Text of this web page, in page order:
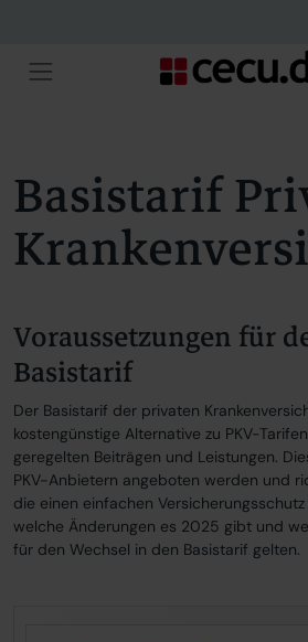
Basistarif
Voraussetzungen für
Basistarif
Der Basistarif der privaten
kostengünstige Alternative zu PKV-
geregelten Beiträgen und Leistungen.
PKV-Anbietern angeboten werden und
die einen einfachen
welche Änderungen es 2025 gibt und
für den Wechsel in den Basistarif gelten.